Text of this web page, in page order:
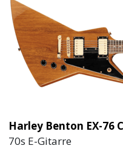
Harley Benton EX-76
70s E-Gitarre